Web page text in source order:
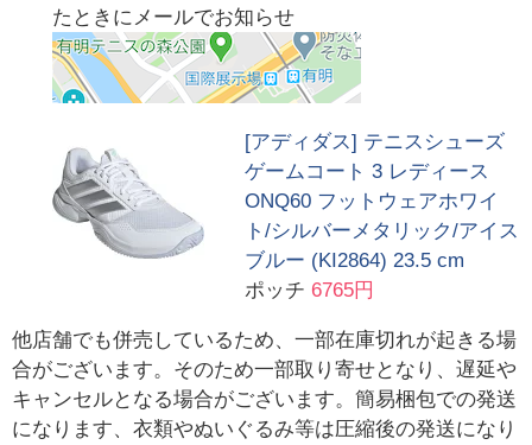
たときにメールでお知らせ
[アディダス] テニスシューズ
ゲームコート 3 レディース
ONQ60 フットウェアホワイ
ト/シルバーメタリック/アイス
ブルー (KI2864) 23.5 cm
ポッチ 6765円
他店舗でも併売しているため、一部在庫切れが起きる場
合がございます。そのため一部取り寄せとなり、遅延や
キャンセルとなる場合がございます。簡易梱包での発送
になります、衣類やぬいぐるみ等は圧縮後の発送になり